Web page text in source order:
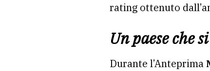
rating ottenuto
Un paese che
Durante l’Anteprima